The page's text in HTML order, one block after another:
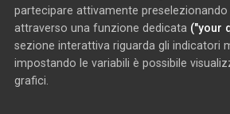
partecipare attivamente
attraverso una funzione dedicata ("your
sezione interattiva riguarda gli indicatori
impostando le variabili è possibile
grafici.